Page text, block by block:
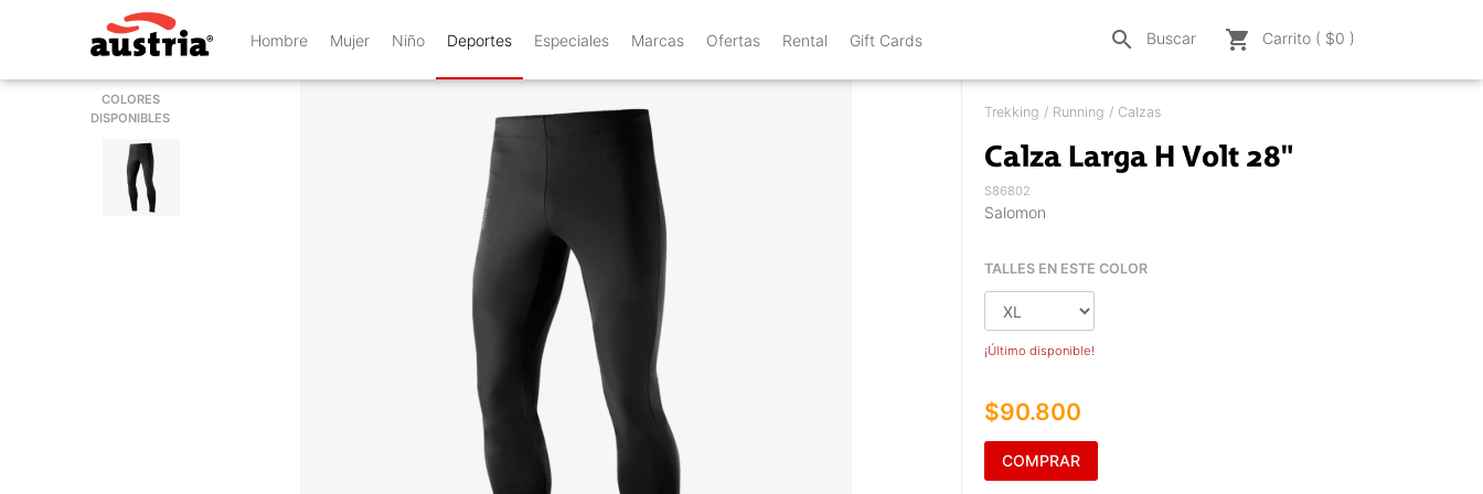
Hombre Mujer Niño Deportes Especiales Marcas Ofertas Rental Gift Cards search Buscar shopping_cart Carrito ( $0 )
COLORES
DISPONIBLES
Trekking / Running / Calzas
Calza Larga H Volt 28"
S86802
Salomon
TALLES EN ESTE COLOR
¡Último disponible!
$90.800
COMPRAR